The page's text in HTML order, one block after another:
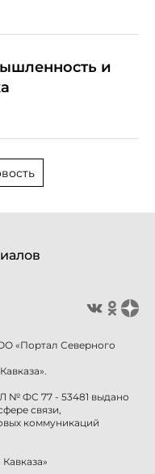
и
«Портал Северного
№ ФС 77 - 53481 выдано
связи,
коммуникаций